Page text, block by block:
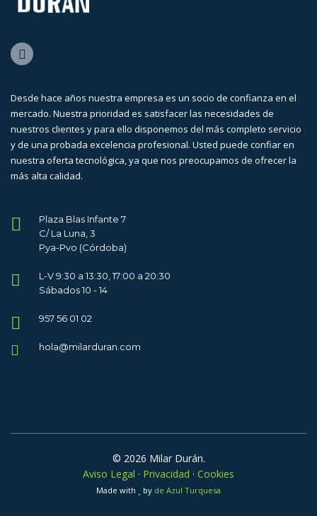
Desde hace años nuestra empresa es un socio de confianza en el
mercado. Nuestra prioridad es satisfacer las necesidades de
nuestros clientes y para ello disponemos del más completo servicio
y de una probada excelencia profesional. Usted puede confiar en
nuestra oferta tecnológica, ya que nos preocupamos de ofrecer la
más alta calidad.
Plaza Blas Infante 7
C/ La Luna, 3
Pya-Pvo (Córdoba)
L-V 9:30 a 13:30, 17:00 a 20:30
Sábados 10 - 14
957 56 01 02
hola@milarduran.com
© 2026 Milar Durán.
Aviso Legal · Privacidad · Cookies
Made with by de Azul Turquesa